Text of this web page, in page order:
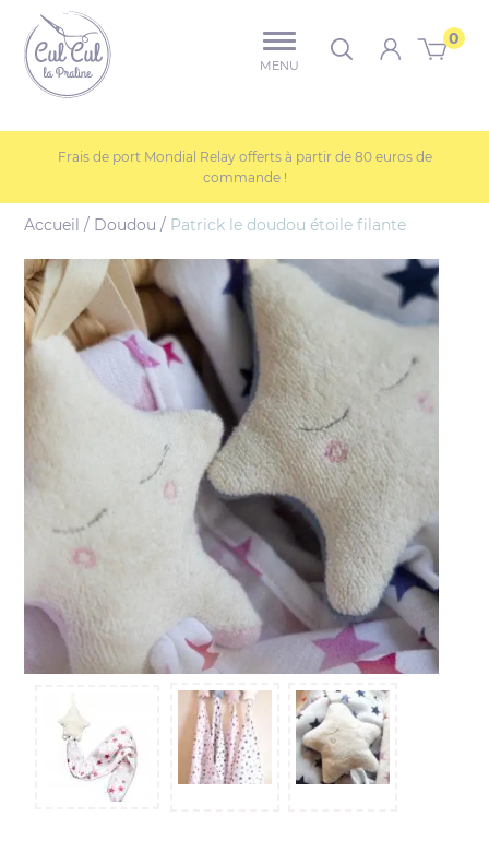
contenu
Culcul-la-praline
MENU Rechercher
0
Frais de port Mondial Relay offerts à partir de 80 euros de
commande !
Accueil / Doudou / Patrick le doudou étoile filante